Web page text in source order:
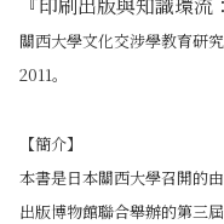
『印刷出版與知識環流 ：
關西大學文化交涉學教育研
2011。
【簡介】
本書是日本關西大學召開的
出版博物館聯合舉辦的第三